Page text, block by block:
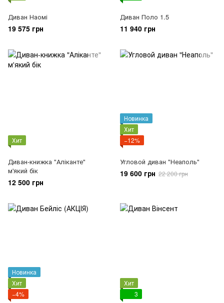
Диван Наомі
19 575 грн
Диван Поло 1.5
11 940 грн
Хит
Диван-книжка "Аліканте"
м'який бік
12 500 грн
Новинка
Хит
−12%
Угловой диван "Неаполь"
19 600 грн 22 200 грн
Новинка
Хит
−4%
Хит
3